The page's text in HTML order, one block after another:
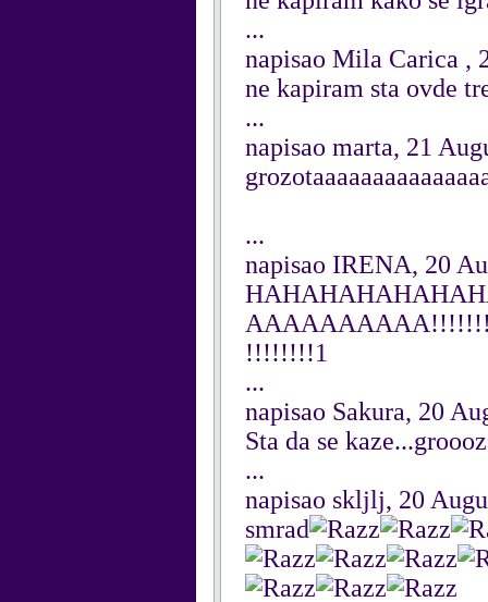
...
napisao Mila Carica ,
ne kapiram sta ovde
...
napisao marta, 21
...
napisao IRENA, 20
!!!!!!!!1
...
napisao Sakura, 20
Sta da se
...
napisao skljlj, 20
smrad